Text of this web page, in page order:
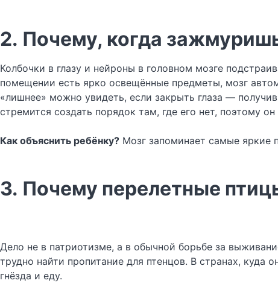
2. Почему, когда
Колбочки в глазу и нейроны в головном мозге
помещении есть ярко освещённые предметы, мозг
«лишнее» можно увидеть, если закрыть глаза —
стремится создать порядок там, где его нет, поэтому
Как объяснить ребёнку? Мозг запоминает самые яркие
3. Почему перелетные
Дело не в патриотизме, а в обычной борьбе за
трудно найти пропитание для птенцов. В странах, куда
гнёзда и еду.